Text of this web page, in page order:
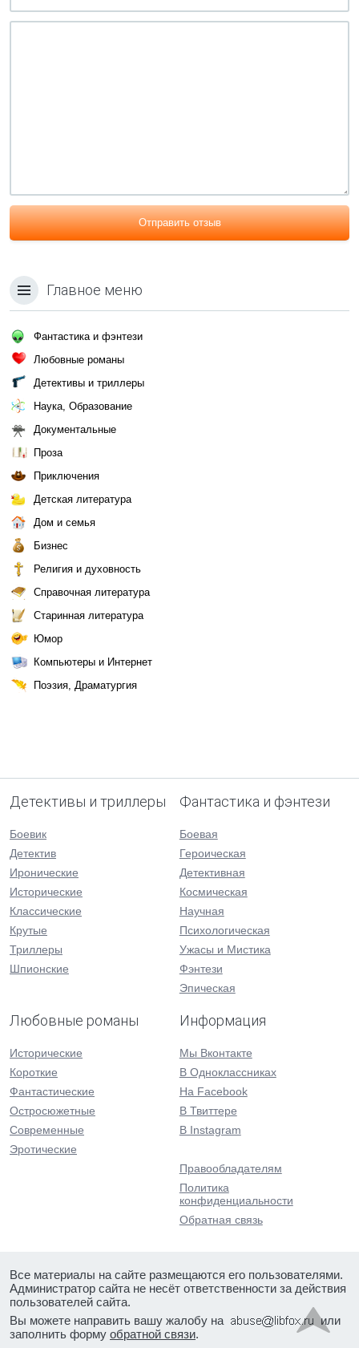
Отправить отзыв
Главное меню
Фантастика и фэнтези
Любовные романы
Детективы и триллеры
Наука, Образование
Документальные
Проза
Приключения
Детская литература
Дом и семья
Бизнес
Религия и духовность
Справочная литература
Старинная литература
Юмор
Компьютеры и Интернет
Поэзия, Драматургия
Детективы и триллеры
Боевик
Детектив
Иронические
Исторические
Классические
Крутые
Триллеры
Шпионские
Фантастика и фэнтези
Боевая
Героическая
Детективная
Космическая
Научная
Психологическая
Ужасы и Мистика
Фэнтези
Эпическая
Любовные романы
Исторические
Короткие
Фантастические
Остросюжетные
Современные
Эротические
Информация
Мы Вконтакте
В Одноклассниках
На Facebook
В Твиттере
В Instagram
Правообладателям
Политика
конфиденциальности
Обратная связь
Все материалы на сайте размещаются его пользователями.
Администратор сайта не несёт ответственности за действия
пользователей сайта.
Вы можете направить вашу жалобу на
или
заполнить форму обратной связи.